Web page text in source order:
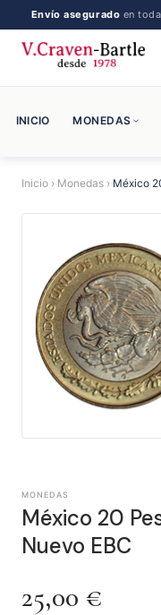
Envío asegurado en
INICIO MONEDAS
Inicio › Monedas › México
MONEDAS
México 20
Nuevo EBC
25,00 €